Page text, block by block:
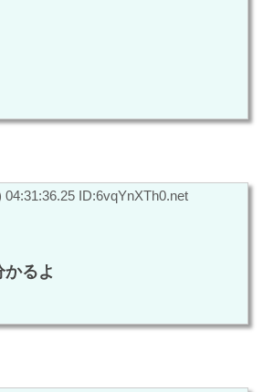
04:31:36.25 ID:6vqYnXTh0.net
るよ